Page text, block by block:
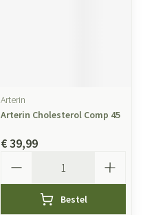
Arterin
Arterin Cholesterol Comp 45
€ 39,99
Bestel